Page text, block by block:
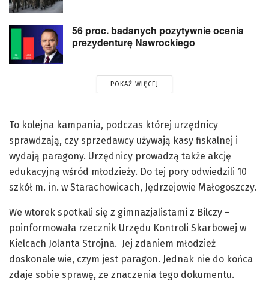
56 proc. badanych pozytywnie ocenia
prezydenturę Nawrockiego
POKAŻ WIĘCEJ
To kolejna kampania, podczas której urzędnicy
sprawdzają, czy sprzedawcy używają kasy fiskalnej i
wydają paragony. Urzędnicy prowadzą także akcję
edukacyjną wśród młodzieży. Do tej pory odwiedzili 10
szkół m. in. w Starachowicach, Jędrzejowie Małogoszczy.
We wtorek spotkali się z gimnazjalistami z Bilczy –
poinformowała rzecznik Urzędu Kontroli Skarbowej w
Kielcach Jolanta Strojna. Jej zdaniem młodzież
doskonale wie, czym jest paragon. Jednak nie do końca
zdaje sobie sprawę, ze znaczenia tego dokumentu.